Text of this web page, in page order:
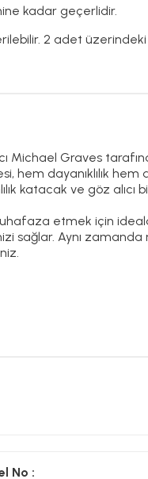
kadar geçerlidir.
2 adet üzerindeki
Michael Graves
hem dayanıklılık
katacak ve göz alıcı
etmek için
sağlar. Aynı
İtalya'da
No :